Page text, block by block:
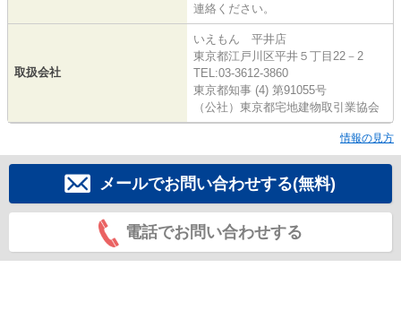
連絡ください。
取扱会社
いえもん 平井店
東京都江戸川区平井５丁目22－2
TEL:03-3612-3860
東京都知事 (4) 第91055号
（公社）東京都宅地建物取引業協会
情報の見方
メールでお問い合わせする(無料)
電話でお問い合わせする